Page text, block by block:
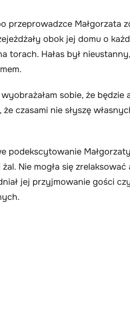
przeprowadzce Małgorzata
obok jej domu o
torach. Hałas był
sobie, że będzie
że czasami nie słyszę
podekscytowanie
Nie mogła się
jej przyjmowanie gości